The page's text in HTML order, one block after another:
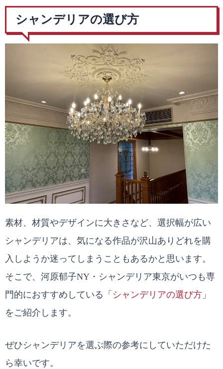
シャンデリアの選び方
素材、材質やデザインに大きさなど、選択幅が広い
シャンデリアは、気になる作品が沢山ありどれを購
入しようか迷ってしまうこともあるかと思います。
そこで、河原郁子NY・シャンデリア東京がいつも専
門的におすすめしている「 シャンデリアの選び方 」
をご紹介します。
ぜひシャンデリアを選ぶ際の参考にしていただけた
ら幸いです。